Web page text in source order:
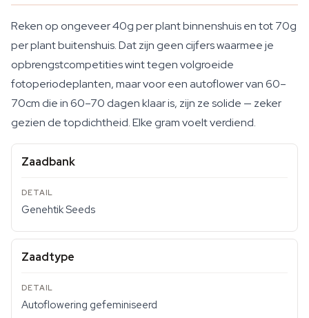
Reken op ongeveer 40g per plant binnenshuis en tot 70g
per plant buitenshuis. Dat zijn geen cijfers waarmee je
opbrengstcompetities wint tegen volgroeide
fotoperiodeplanten, maar voor een autoflower van 60–
70cm die in 60–70 dagen klaar is, zijn ze solide — zeker
gezien de topdichtheid. Elke gram voelt verdiend.
Zaadbank
Genehtik Seeds
Zaadtype
Autoflowering gefeminiseerd